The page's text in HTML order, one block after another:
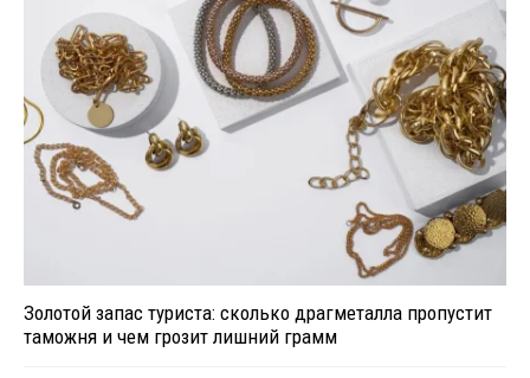
Золотой запас туриста: сколько драгметалла пропустит
таможня и чем грозит лишний грамм